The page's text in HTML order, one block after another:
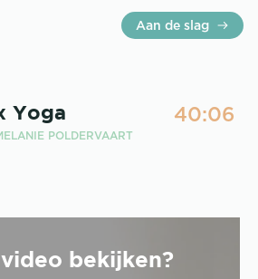
Aan de slag
Yoga 40:06
POLDERVAART
video bekijken?